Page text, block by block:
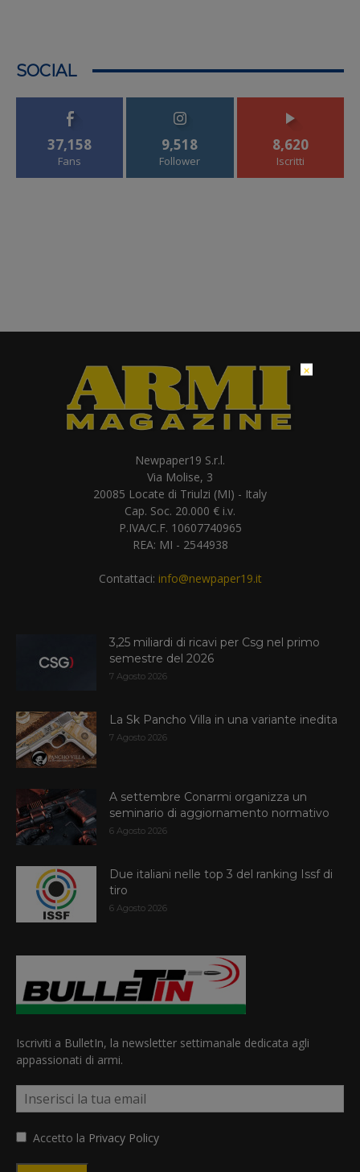
SOCIAL
37,158
Fans
9,518
Follower
8,620
Iscritti
Newpaper19 S.r.l.
Via Molise, 3
20085 Locate di Triulzi (MI) - Italy
Cap. Soc. 20.000 € i.v.
P.IVA/C.F. 10607740965
REA: MI - 2544938
Contattaci: info@newpaper19.it
3,25 miliardi di ricavi per Csg nel primo
semestre del 2026
7 Agosto 2026
La Sk Pancho Villa in una variante inedita
7 Agosto 2026
A settembre Conarmi organizza un
seminario di aggiornamento normativo
6 Agosto 2026
Due italiani nelle top 3 del ranking Issf di
tiro
6 Agosto 2026
Iscriviti a BulletIn, la newsletter settimanale dedicata agli
appassionati di armi.
Accetto la Privacy Policy
×